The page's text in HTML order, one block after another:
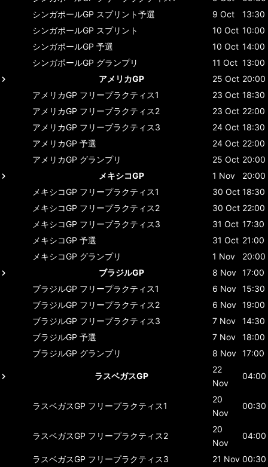
シンガポールGP スプリント予選 9 Oct
13:30
シンガポールGP スプリント 10 Oct 10:00
シンガポールGP 予選 10 Oct 14:00
シンガポールGP グランプリ 11 Oct 13:00
アメリカGP
25 Oct 20:00
アメリカGP フリープラクティス1 23 Oct 18:30
アメリカGP フリープラクティス2 23 Oct 22:00
アメリカGP フリープラクティス3 24 Oct 18:30
アメリカGP 予選 24 Oct 22:00
アメリカGP グランプリ 25 Oct 20:00
メキシコGP
1 Nov
20:00
メキシコGP フリープラクティス1 30 Oct 18:30
メキシコGP フリープラクティス2 30 Oct 22:00
メキシコGP フリープラクティス3 31 Oct 17:30
メキシコGP 予選 31 Oct 21:00
メキシコGP グランプリ 1 Nov
20:00
ブラジルGP
8 Nov 17:00
ブラジルGP フリープラクティス1 6 Nov 15:30
ブラジルGP フリープラクティス2 6 Nov 19:00
ブラジルGP フリープラクティス3 7 Nov
14:30
ブラジルGP 予選 7 Nov
18:00
ブラジルGP グランプリ 8 Nov 17:00
ラスベガスGP
22
Nov
04:00
ラスベガスGP フリープラクティス1
20
Nov
00:30
ラスベガスGP フリープラクティス2
20
Nov
04:00
ラスベガスGP フリープラクティス3 21 Nov 00:30